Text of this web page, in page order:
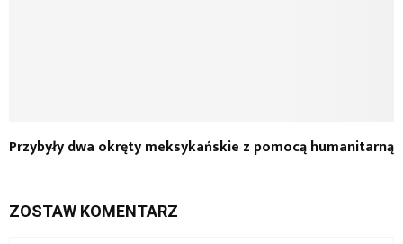
Przybyły dwa okręty meksykańskie z pomocą humanitarną
ZOSTAW KOMENTARZ